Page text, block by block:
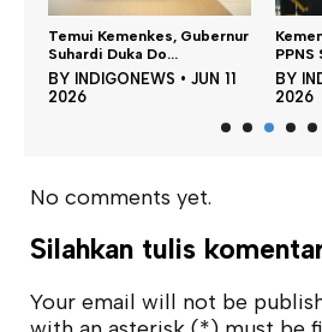
Temui Kemenkes, Gubernur
Suhardi Duka Do...
BY INDIGONEWS • JUN 11
2026
PPNS
BY
2026
No comments yet.
Silahkan tulis
Your email will not be